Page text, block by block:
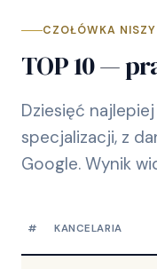
CZOŁÓWKA NISZY
TOP 10 —
Dziesięć
specjalizacji, z
Google. Wynik
# KANCELARIA